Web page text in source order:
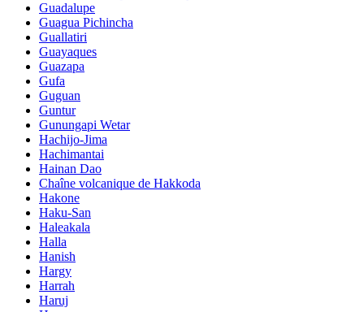
Guadalupe
Guagua Pichincha
Guallatiri
Guayaques
Guazapa
Gufa
Guguan
Guntur
Gunungapi Wetar
Hachijo-Jima
Hachimantai
Hainan Dao
Chaîne volcanique de Hakkoda
Hakone
Haku-San
Haleakala
Halla
Hanish
Hargy
Harrah
Haruj